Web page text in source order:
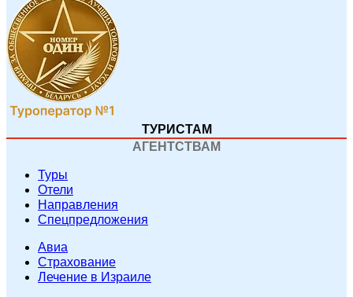
ТУРИСТАМ
АГЕНТСТВАМ
Туры
Отели
Направления
Спецпредложения
Авиа
Страхование
Лечение в Израиле